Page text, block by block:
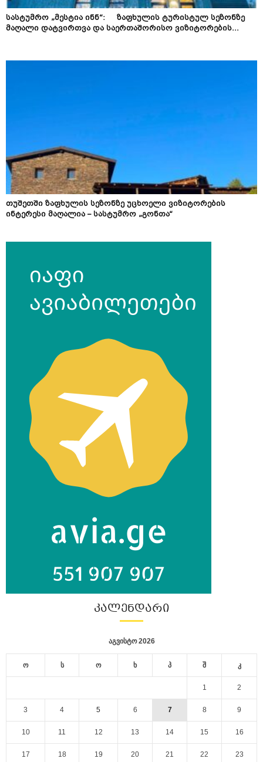
სასტუმრო „მესტია ინნ“: ზაფხულის ტურისტულ სეზონზე
მაღალი დატვირთვა და საერთაშორისო ვიზიტორების...
თუშეთში ზაფხულის სეზონზე უცხოელი ვიზიტორების
ინტერესი მაღალია – სასტუმრო „გონთა“
ᲙᲐᲚᲔᲜᲓᲐᲠᲘ
აგვისტო 2026
ო ს ო ხ პ შ კ
1 2
3 4 5 6 7 8 9
10 11 12 13 14 15 16
17 18 19 20 21 22 23